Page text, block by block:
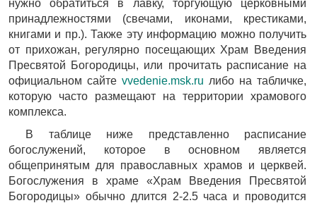
нужно обратиться в лавку, торгующую церковными
принадлежностями (свечами, иконами, крестиками,
книгами и пр.). Также эту информацию можно получить
от прихожан, регулярно посещающих Храм Введения
Пресвятой Богородицы, или прочитать расписание на
официальном сайте vvedenie.msk.ru либо на табличке,
которую часто размещают на территории храмового
комплекса.
В таблице ниже представленно расписание
богослужений, которое в основном является
общепринятым для православных храмов и церквей.
Богослужения в храме «Храм Введения Пресвятой
Богородицы» обычно длится 2-2.5 часа и проводится